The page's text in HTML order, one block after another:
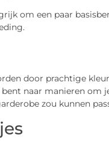
om een ​​paar
door prachtige
naar manieren om
zou kunnen